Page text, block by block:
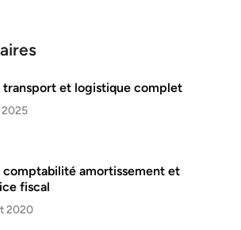
transport et logistique complet
2025
comptabilité amortissement et
fiscal
2020